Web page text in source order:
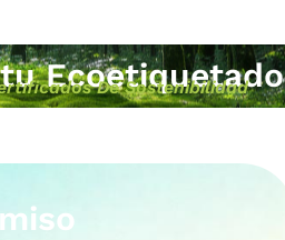
Ecoetiquetado
De Sostenibilidad